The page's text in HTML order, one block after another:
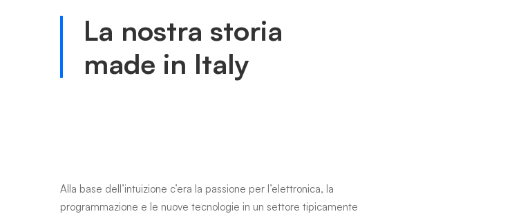
La nostra storia
made in Italy
Alla base dell’intuizione c’era la passione per l’elettronica, la
programmazione e le nuove tecnologie in un settore tipicamente